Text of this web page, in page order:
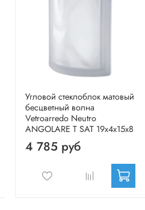
Угловой стеклоблок матовый
бесцветный волна
Vetroarredo Neutro
ANGOLARE T SAT 19x4x15x8
4 785 руб